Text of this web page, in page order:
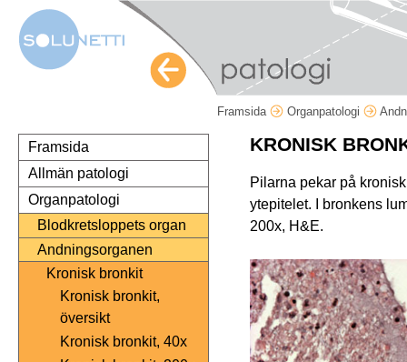
Framsida Organpatologi
Framsida
Allmän patologi
Organpatologi
Blodkretsloppets organ
Andningsorganen
Kronisk bronkit
Kronisk bronkit,
översikt
Kronisk bronkit, 40x
KRONISK
Pilarna pekar på
ytepitelet. I bronkens
200x, H&E.